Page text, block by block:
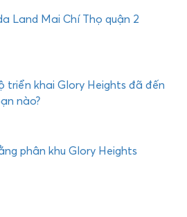
Land Mai Chí Thọ quận 2
triển khai Glory Heights đã đến
nào?
phân khu Glory Heights